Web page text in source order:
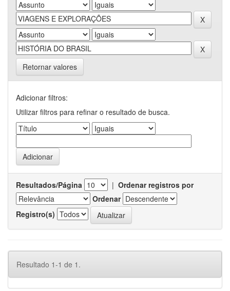
Retornar valores
Adicionar filtros:
Utilizar filtros para refinar o resultado de busca.
Resultados/Página | Ordenar registros por
Ordenar
Registro(s)
Resultado 1-1 de 1.